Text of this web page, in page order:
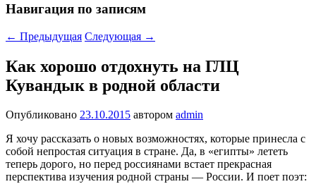
Навигация по записям
← Предыдущая Следующая →
Как хорошо отдохнуть на ГЛЦ
Кувандык в родной области
Опубликовано 23.10.2015 автором admin
Я хочу рассказать о новых возможностях, которые принесла с
собой непростая ситуация в стране. Да, в «египты» лететь
теперь дорого, но перед россиянами встает прекрасная
перспектива изучения родной страны — России. И поет поэт: